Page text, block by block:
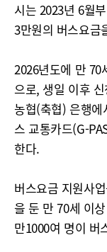
시는 2023년 6월
3만원의 버스요금
2026년도에 만 70
으로, 생일 이후
농협(축협) 은행
스 교통카드(G-
한다.
버스요금 지원사
을 둔 만 70세 이
만1000여 명이 버